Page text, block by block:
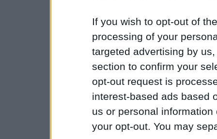
If you wish to opt-out of
processing of your
targeted advertising by
section to confirm your
opt-out request is
interest-based ads based
us or personal
your opt-out. You may